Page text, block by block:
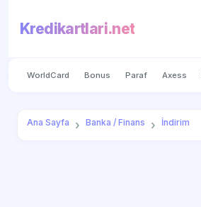
Kredikartlari.net
WorldCard Bonus Paraf Axess
Ana Sayfa Banka / Finans İndirim